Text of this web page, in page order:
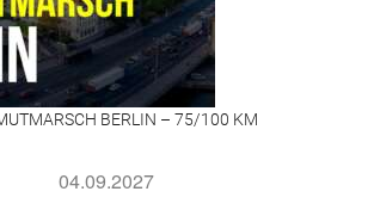
BERLIN – 75/100 KM
04.09.2027